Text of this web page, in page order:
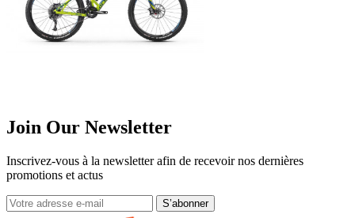
Join Our Newsletter
Inscrivez-vous à la newsletter afin de recevoir nos dernières
promotions et actus